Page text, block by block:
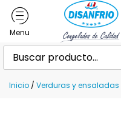
Inicio / Verduras y ensaladas